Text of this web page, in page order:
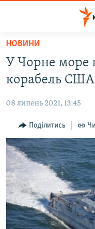
Перейти
основного
матеріалу
Перейти
до
навігації
Перейти
до
пошуку
ВОДА.КРИМ
ВІДЕО ТА ФОТО
ПОЛІТИКА
БЛОГИ
ПОГЛЯД
ІНТЕРВ'Ю
ВСЕ ЗА ДЕНЬ
СПЕЦПРОЕКТИ
ДЕПОРТАЦІЯ
ЯК ОБІЙТИ
НОВИНИ
У Чорне море
корабель
08 липень 2021, 13:45
Поділитись